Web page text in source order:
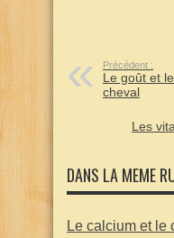
Précédent :
Le goût et
cheval
Les
DANS LA MEME
Le calcium et le